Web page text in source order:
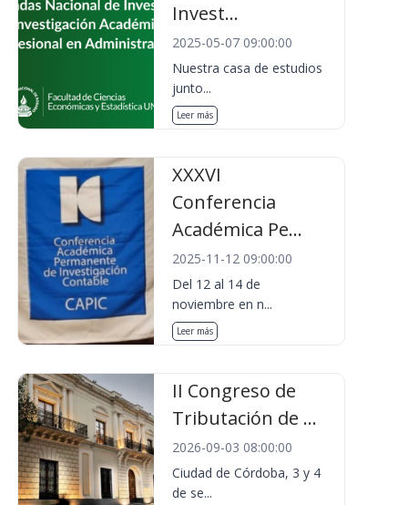
Invest...
2025-05-07 09:00:00
Nuestra casa de estudios
junto...
Leer más
XXXVI
Conferencia
Académica Pe...
2025-11-12 09:00:00
Del 12 al 14 de
noviembre en n...
Leer más
II Congreso de
Tributación de ...
2026-09-03 08:00:00
Ciudad de Córdoba, 3 y 4
de se...